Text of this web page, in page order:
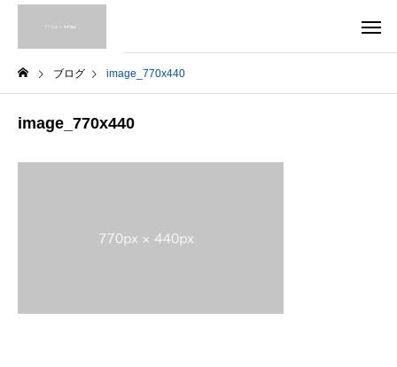
ブログ image_770x440
image_770x440